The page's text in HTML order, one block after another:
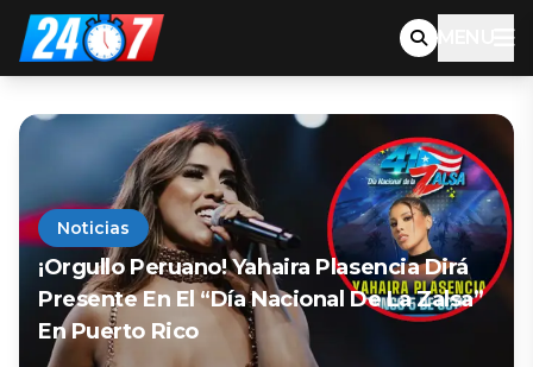
MENU
Noticias
¡Orgullo Peruano! Yahaira Plasencia Dirá
Presente En El “Día Nacional De La Zalsa”
En Puerto Rico